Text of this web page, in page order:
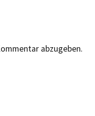
abzugeben.